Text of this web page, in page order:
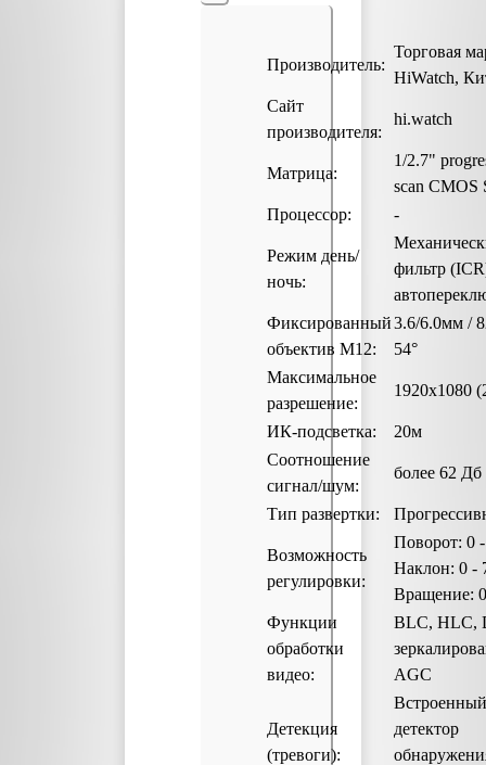
Производитель:
Торговая
HiWatch,
Сайт
производителя:
hi.watch
Матрица:
1/2.7"
scan CMOS
Процессор:
-
Режим день/
ночь:
фильтр
Фиксированный
объектив M12:
3.6/6.0мм /
54°
Максимальное
разрешение:
1920х1080
ИК-подсветка:
20м
Соотношение
сигнал/шум:
более 62 Дб
Тип развертки:
Возможность
регулировки:
Поворот: 0
Наклон: 0 -
Вращение:
Функции
обработки
видео:
BLC, HLC,
AGC
Детекция
(тревоги):
Встроенный
детектор